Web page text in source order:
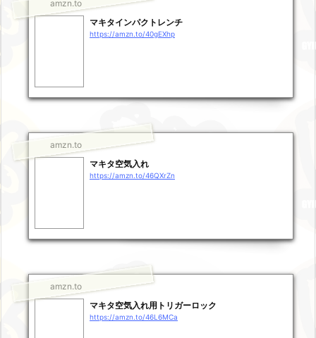
amzn.to
マキタインパクトレンチ
https://amzn.to/40gEXhp
amzn.to
マキタ空気入れ
https://amzn.to/46QXrZn
amzn.to
マキタ空気入れ用トリガーロック
https://amzn.to/46L6MCa